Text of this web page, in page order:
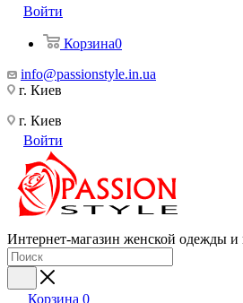
Войти
Корзина0
info@passionstyle.in.ua
г. Киев
г. Киев
Войти
Интернет-магазин женской одежды и
Корзина 0